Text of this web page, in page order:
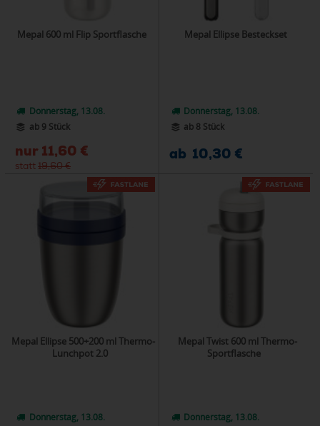
Mepal 600 ml Flip Sportflasche
Donnerstag, 13.08.
ab 9 Stück
nur 11,60 €
statt19,60 €
Mepal Ellipse Besteckset
Donnerstag, 13.08.
ab 8 Stück
ab 10,30 €
Mepal Ellipse 500+200 ml Thermo-
Lunchpot 2.0
Donnerstag, 13.08.
Mepal Twist 600 ml Thermo-
Sportflasche
Donnerstag, 13.08.